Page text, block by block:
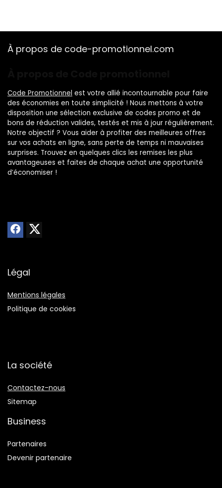
À propos de code-promotionnel.com
Code Promotionnel est votre allié incontournable pour faire
des économies en toute simplicité ! Nous mettons à votre
disposition une sélection exclusive de codes promo et de
bons de réduction valides, testés et mis à jour régulièrement.
Notre objectif ? Vous aider à profiter des meilleures offres
sur vos achats en ligne, sans perte de temps ni mauvaises
surprises. Trouvez en quelques clics les remises les plus
avantageuses et faites de chaque achat une opportunité
d’économiser !
Légal
Mentions légales
Politique de cookies
La société
Contactez-nous
Sitemap
Business
Partenaires
Devenir partenaire